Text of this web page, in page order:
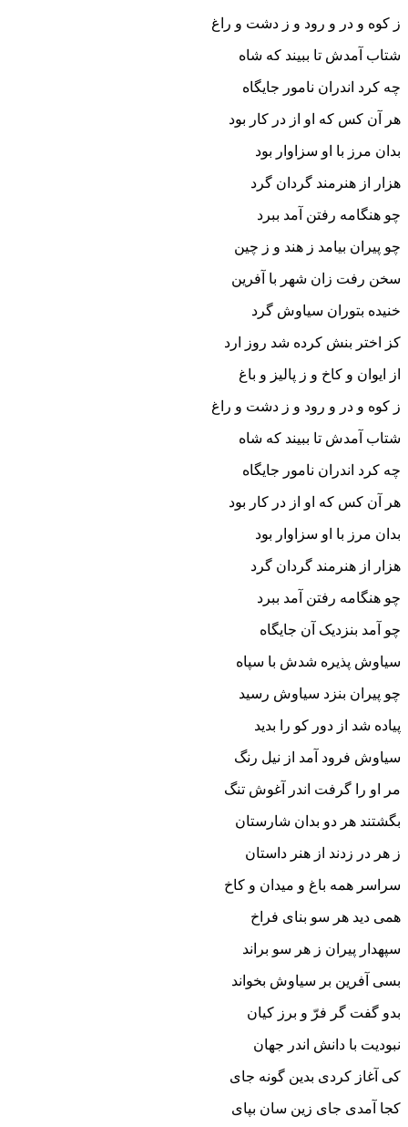
ز کوه و در و رود و ز دشت و راغ‏
شتاب آمدش تا ببیند که شاه
چه کرد اندران نامور جایگاه‏
هر آن کس که او از در کار بود
بدان مرز با او سزاوار بود
هزار از هنرمند گردان گرد
چو هنگامه رفتن آمد ببرد
چو پیران بیامد ز هند و ز چین
سخن رفت زان شهر با آفرین‏
خنیده بتوران سیاوش گرد
کز اختر بنش کرده شد روز ارد
از ایوان و کاخ و ز پالیز و باغ
ز کوه و در و رود و ز دشت و راغ‏
شتاب آمدش تا ببیند که شاه
چه کرد اندران نامور جایگاه‏
هر آن کس که او از در کار بود
بدان مرز با او سزاوار بود
هزار از هنرمند گردان گرد
چو هنگامه رفتن آمد ببرد
چو آمد بنزدیک آن جایگاه
سیاوش پذیره شدش با سپاه‏
چو پیران بنزد سیاوش رسید
پیاده شد از دور کو را بدید
سیاوش فرود آمد از نیل رنگ
مر او را گرفت اندر آغوش تنگ‏
بگشتند هر دو بدان شارستان
ز هر در زدند از هنر داستان‏
سراسر همه باغ و میدان و کاخ
همى دید هر سو بناى فراخ‏
سپهدار پیران ز هر سو براند
بسى آفرین بر سیاوش بخواند
بدو گفت گر فرّ و برز کیان
نبودیت با دانش اندر جهان‏
کى آغاز کردى بدین گونه جاى
کجا آمدى جاى زین سان بپاى‏